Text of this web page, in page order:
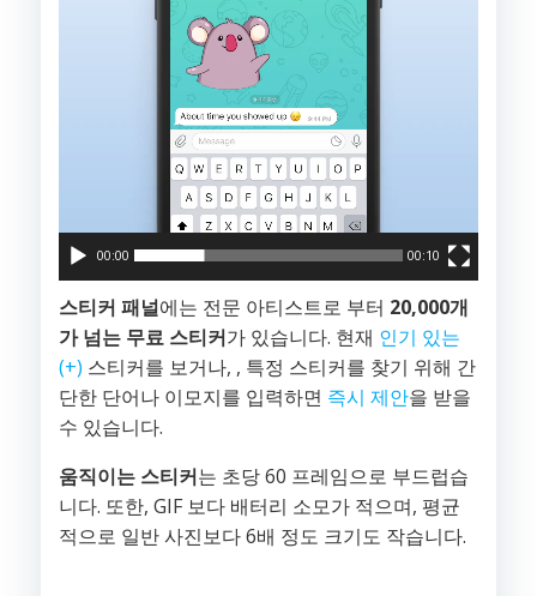
00:00 00:10
스티커 패널에는 전문 아티스트로 부터 20,000개
가 넘는 무료 스티커가 있습니다. 현재 인기 있는
(+) 스티커를 보거나, , 특정 스티커를 찾기 위해 간
단한 단어나 이모지를 입력하면 즉시 제안을 받을
수 있습니다.
움직이는 스티커는 초당 60 프레임으로 부드럽습
니다. 또한, GIF 보다 배터리 소모가 적으며, 평균
적으로 일반 사진보다 6배 정도 크기도 작습니다.